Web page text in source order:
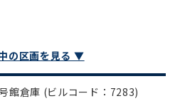
の区画を見る ▼
館倉庫 (ビルコード：7283)